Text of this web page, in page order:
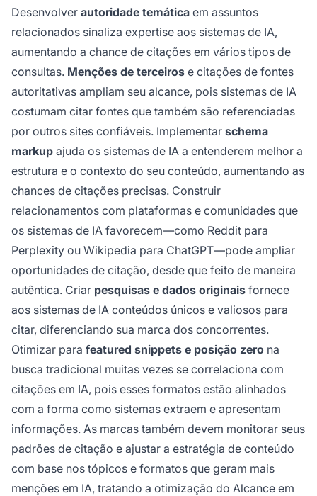
Desenvolver autoridade temática em assuntos
relacionados sinaliza expertise aos sistemas de IA,
aumentando a chance de citações em vários tipos de
consultas. Menções de terceiros e citações de fontes
autoritativas ampliam seu alcance, pois sistemas de IA
costumam citar fontes que também são referenciadas
por outros sites confiáveis. Implementar schema
markup ajuda os sistemas de IA a entenderem melhor a
estrutura e o contexto do seu conteúdo, aumentando as
chances de citações precisas. Construir
relacionamentos com plataformas e comunidades que
os sistemas de IA favorecem—como Reddit para
Perplexity ou Wikipedia para ChatGPT—pode ampliar
oportunidades de citação, desde que feito de maneira
autêntica. Criar pesquisas e dados originais fornece
aos sistemas de IA conteúdos únicos e valiosos para
citar, diferenciando sua marca dos concorrentes.
Otimizar para featured snippets e posição zero na
busca tradicional muitas vezes se correlaciona com
citações em IA, pois esses formatos estão alinhados
com a forma como sistemas extraem e apresentam
informações. As marcas também devem monitorar seus
padrões de citação e ajustar a estratégia de conteúdo
com base nos tópicos e formatos que geram mais
menções em IA, tratando a otimização do Alcance em